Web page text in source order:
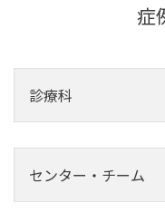
症
診療科
外科
その他診療科
センター・チーム